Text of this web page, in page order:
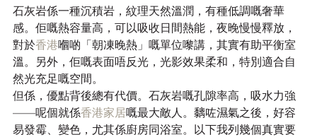
石灰岩係一種沉積岩，紋理天然溫潤，有種低調嘅奢華
感。佢嘅熱容量高，可以吸收日間熱能，夜晚慢慢釋放，
對於香港嗰啲「朝凍晚熱」嘅單位嚟講，其實有助平衡室
溫。另外，佢嘅表面唔反光，光影效果柔和，特別適合自
然光充足嘅空間。
但係，優點背後總有代價。石灰岩嘅孔隙率高，吸水力強
——呢個就係香港家居嘅最大敵人。黐咗濕氣之後，好容
易發霉、變色，尤其係廚房同浴室。以下我列幾個真實要